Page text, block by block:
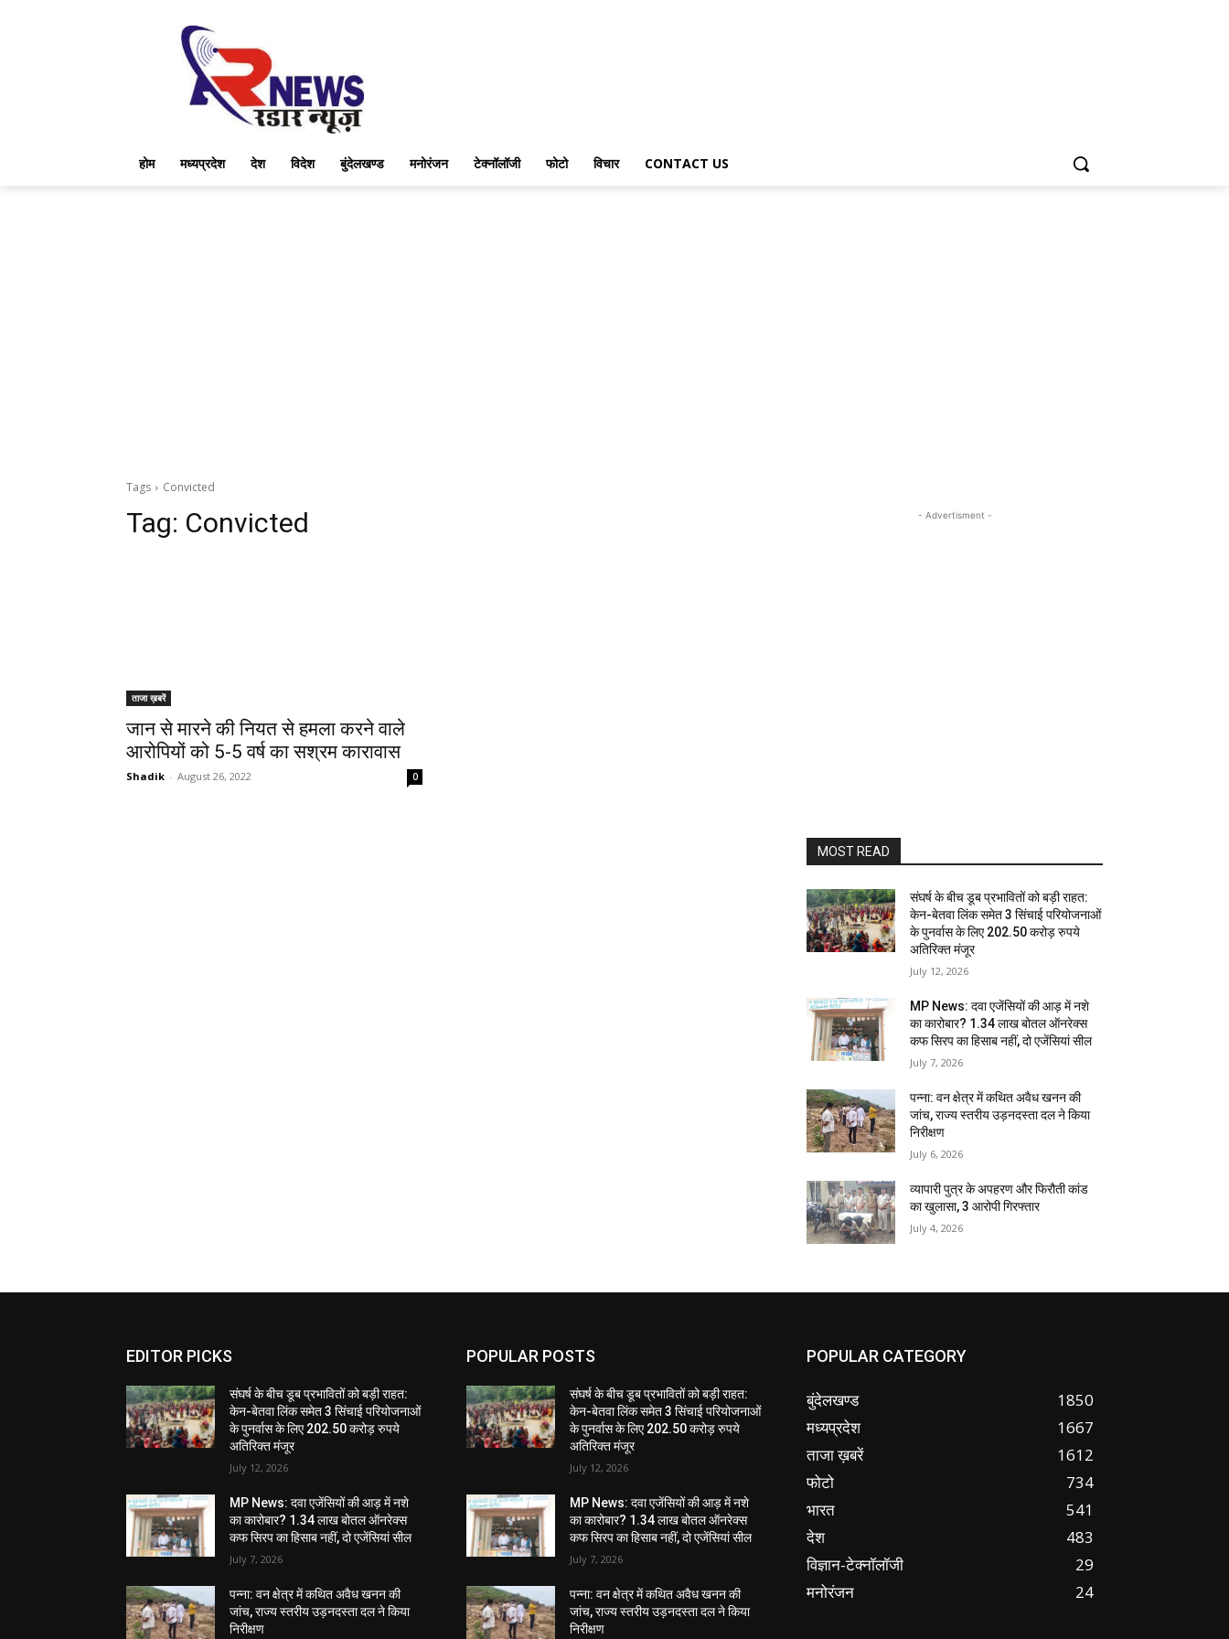
होम मध्यप्रदेश देश विदेश बुंदेलखण्ड मनोरंजन टेक्नॉलॉजी फोटो विचार CONTACT US
Tags Convicted
Tag: Convicted
ताजा ख़बरें
जान से मारने की नियत से हमला करने वाले
आरोपियों को 5-5 वर्ष का सश्रम कारावास
Shadik - August 26, 2022 0
- Advertisment -
MOST READ
संघर्ष के बीच डूब प्रभावितों को बड़ी राहत:
केन-बेतवा लिंक समेत 3 सिंचाई परियोजनाओं
के पुनर्वास के लिए 202.50 करोड़ रुपये
अतिरिक्त मंजूर
July 12, 2026
MP News: दवा एजेंसियों की आड़ में नशे
का कारोबार? 1.34 लाख बोतल ऑनरेक्स
कफ सिरप का हिसाब नहीं, दो एजेंसियां सील
July 7, 2026
पन्ना: वन क्षेत्र में कथित अवैध खनन की
जांच, राज्य स्तरीय उड़नदस्ता दल ने किया
निरीक्षण
July 6, 2026
व्यापारी पुत्र के अपहरण और फिरौती कांड
का खुलासा, 3 आरोपी गिरफ्तार
July 4, 2026
EDITOR PICKS
संघर्ष के बीच डूब प्रभावितों को बड़ी राहत:
केन-बेतवा लिंक समेत 3 सिंचाई परियोजनाओं
के पुनर्वास के लिए 202.50 करोड़ रुपये
अतिरिक्त मंजूर
July 12, 2026
MP News: दवा एजेंसियों की आड़ में नशे
का कारोबार? 1.34 लाख बोतल ऑनरेक्स
कफ सिरप का हिसाब नहीं, दो एजेंसियां सील
July 7, 2026
पन्ना: वन क्षेत्र में कथित अवैध खनन की
जांच, राज्य स्तरीय उड़नदस्ता दल ने किया
निरीक्षण
POPULAR POSTS
संघर्ष के बीच डूब प्रभावितों को बड़ी राहत:
केन-बेतवा लिंक समेत 3 सिंचाई परियोजनाओं
के पुनर्वास के लिए 202.50 करोड़ रुपये
अतिरिक्त मंजूर
July 12, 2026
MP News: दवा एजेंसियों की आड़ में नशे
का कारोबार? 1.34 लाख बोतल ऑनरेक्स
कफ सिरप का हिसाब नहीं, दो एजेंसियां सील
July 7, 2026
पन्ना: वन क्षेत्र में कथित अवैध खनन की
जांच, राज्य स्तरीय उड़नदस्ता दल ने किया
निरीक्षण
POPULAR CATEGORY
बुंदेलखण्ड
1850
मध्यप्रदेश
1667
ताजा ख़बरें
1612
फोटो
734
भारत
541
देश
483
विज्ञान-टेक्नॉलॉजी
29
मनोरंजन
24